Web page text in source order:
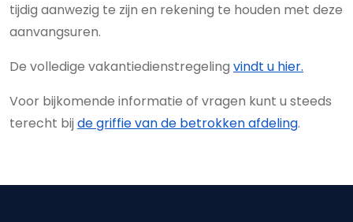
tijdig aanwezig te zijn en rekening te houden met deze
aanvangsuren.
De volledige vakantiedienstregeling vindt u hier.
Voor bijkomende informatie of vragen kunt u steeds
terecht bij de griffie van de betrokken afdeling.